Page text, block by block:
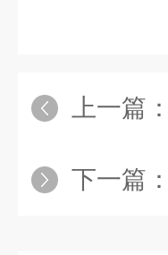
上一篇：
下一篇：